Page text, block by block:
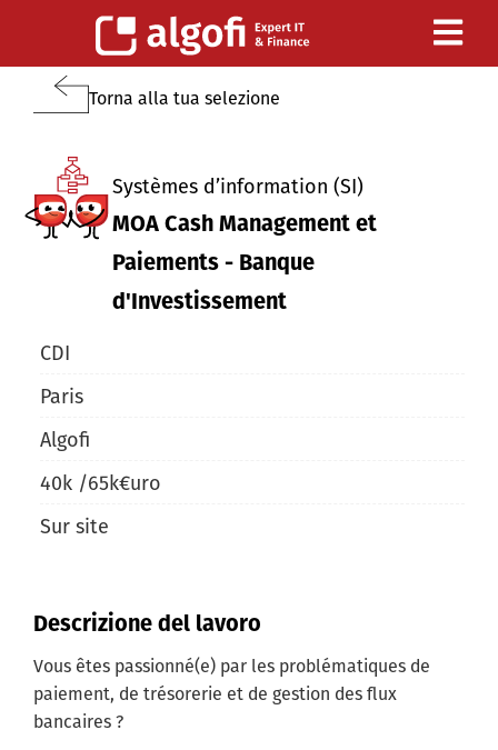
Torna alla tua selezione
Systèmes d’information (SI)
MOA Cash Management et
Paiements - Banque
d'Investissement
CDI
Paris
Algofi
40k /65k€uro
Sur site
Descrizione del lavoro
Vous êtes passionné(e) par les problématiques de
paiement, de trésorerie et de gestion des flux
bancaires ?